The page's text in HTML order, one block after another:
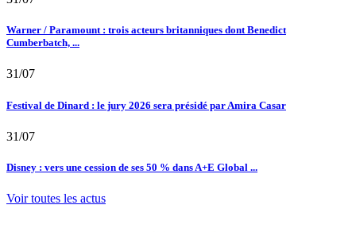
Warner / Paramount : trois acteurs britanniques dont Benedict
Cumberbatch, ...
31/07
Festival de Dinard : le jury 2026 sera présidé par Amira Casar
31/07
Disney : vers une cession de ses 50 % dans A+E Global ...
Voir toutes les actus